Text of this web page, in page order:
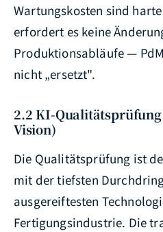
Wartungskosten sind
erfordert es keine
Produktionsabläufe —
nicht „ersetzt".
2.2 KI-
Vision)
Die Qualitätsprüfung ist
mit der tiefsten
ausgereiftesten
Fertigungsindustrie. Die